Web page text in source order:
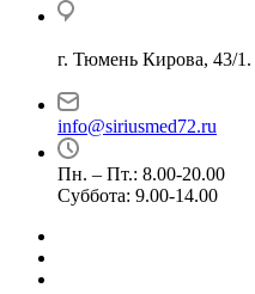
г. Тюмень Кирова, 43/
info@siriusmed72.ru
Пн. – Пт.: 8.00-20.00
Суббота: 9.00-14.00